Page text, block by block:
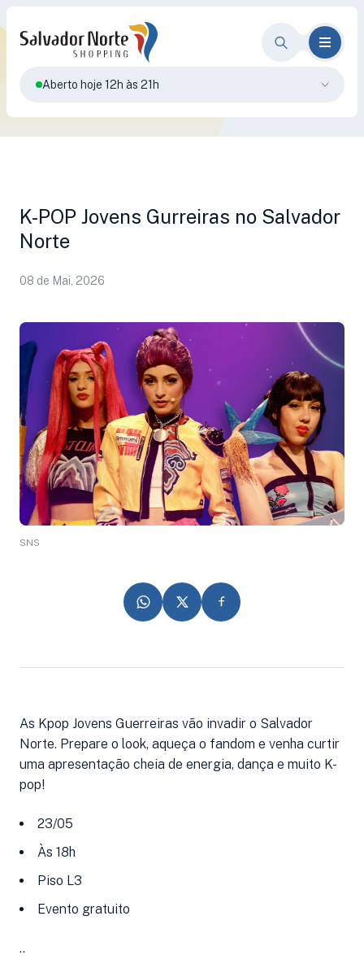
Aberto hoje 12h às 21h
K-POP Jovens Gurreiras no Salvador
Norte
08 de Mai, 2026
SNS
As Kpop Jovens Guerreiras vão invadir o Salvador
Norte. Prepare o look, aqueça o fandom e venha curtir
uma apresentação cheia de energia, dança e muito K-
pop!
23/05
Às 18h
Piso L3
Evento gratuito
..